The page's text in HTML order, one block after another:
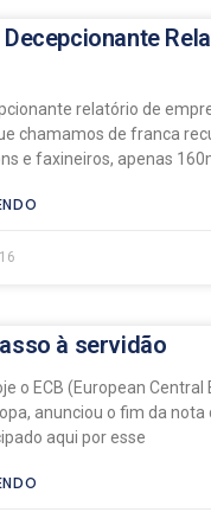
Decepcionante
relatório de
chamamos de franca
e faxineiros, apenas
à servidão
o ECB (European Central
anunciou o fim da nota
aqui por esse